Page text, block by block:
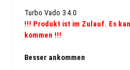
Turbo Vado 3 4.0
!!! Produkt ist im Zulauf. Es
kommen !!!
Besser ankommen